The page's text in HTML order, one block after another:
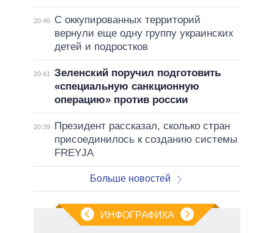
20:46
С оккупированных территорий
вернули еще одну группу украинских
детей и подростков
20:41
Зеленский поручил подготовить
«специальную санкционную
операцию» против россии
20:39
Президент рассказал, сколько стран
присоединилось к созданию системы
FREYJA
Больше новостей
ИНФОГРАФИКА